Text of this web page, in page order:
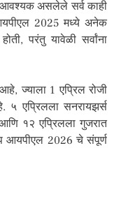
असलेले सर्व काही
2025 मध्ये अनेक
परंतु यावेळी सर्वांना
ज्याला 1 एप्रिल रोजी
५ एप्रिलला सनरायझर्स
१२ एप्रिलला गुजरात
आयपीएल 2026 चे संपूर्ण